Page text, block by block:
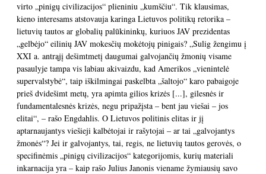
virto „pinigų civilizacijos“ plieniniu „kumščiu“. Tik klausimas,
kieno interesams atstovauja karinga Lietuvos politikų retorika –
lietuvių tautos ar globalių palūkininkų, kuriuos JAV prezidentas
„gelbėjo“ eilinių JAV mokesčių mokėtojų pinigais? „Sulig žengimu į
XXI a. antrąjį dešimtmetį daugumai galvojančių žmonių visame
pasaulyje tampa vis labiau akivaizdu, kad Amerikos „vienintelė
supervalstybė“, taip iškilmingai paskelbta „šaltojo“ karo pabaigoje
prieš dvidešimt metų, yra apimta gilios krizės [...], gilesnės ir
fundamentalesnės krizės, negu pripažįsta – bent jau viešai – jos
elitai“, – rašo Engdahlis. O Lietuvos politinis elitas ir jį
aptarnaujantys viešieji kalbėtojai ir rašytojai – ar tai „galvojantys
žmonės“? Jei ir galvojantys, tai, regis, ne lietuvių tautos gerovės, o
specifinėmis „pinigų civilizacijos“ kategorijomis, kurių materiali
inkarnacija yra – kaip rašo Julius Janonis viename žymiausių savo